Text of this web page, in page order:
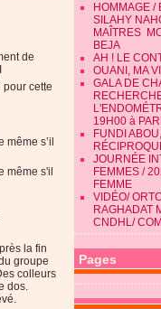
de
cette
s’il
même s'il
la fin
groupe
colleurs
dos.
HOMMAGE /
SILAHY
MAÎTRES
BEJA
AH ! LE
OUANI, MA
GALA DE
19H00 à
FUNDI
JOURNÉE
FEMMES /
FEMME
VIDÉO/
RAGHADAT
CNDHL/
Pages